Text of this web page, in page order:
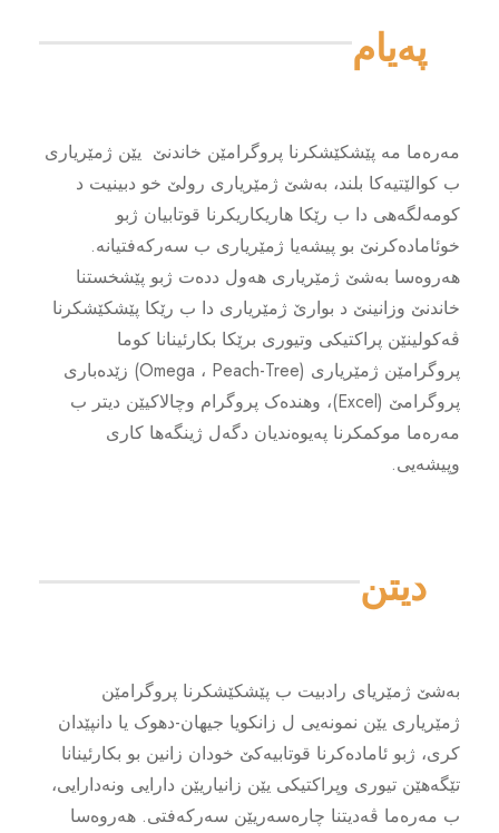
پەیام
مەرەما مە پێشکێشکرنا پروگرامێن خاندنێ یێن ژمێریارى
ب کوالێتیەکا بلند، بەشێ ژمێریارى رولێ خو دبینیت د
کومەلگەهى دا ب رێکا هاریکاریکرنا قوتابیان ژبو
خوئامادەکرنێ بو پیشەیا ژمێریارى ب سەرکەفتیانە.
هەروەسا بەشێ ژمێریارى هەول ددەت ژبو پێشخستنا
خاندنێ وزانینێ د بوارێ ژمێریارى دا ب رێکا پێشکێشکرنا
ڤەکولینێن پراکتیکى وتیورى برێکا بکارئینانا کوما
پروگرامێن ژمێریارى (Omega ، Peach-Tree) زێدەبارى
پروگرامێ (Excel)، وهندەک پروگرام وچالاکیێن دیتر ب
مەرەما موکمکرنا پەیوەندیان دگەل ژینگەها کارى
وپیشەیى.
دیتن
بەشێ ژمێریاى رادبیت ب پێشکێشکرنا پروگرامێن
ژمێریارى یێن نمونەیى ل زانکویا جیهان-دهوک یا دانپێدان
کرى، ژبو ئامادەکرنا قوتابیەکێ خودان زانین بو بکارئینانا
تێگەهێن تیورى وپراکتیکى یێن زانیاریێن دارایى ونەدارایى،
ب مەرەما ڤەدیتنا چارەسەریێن سەرکەفتى. هەروەسا